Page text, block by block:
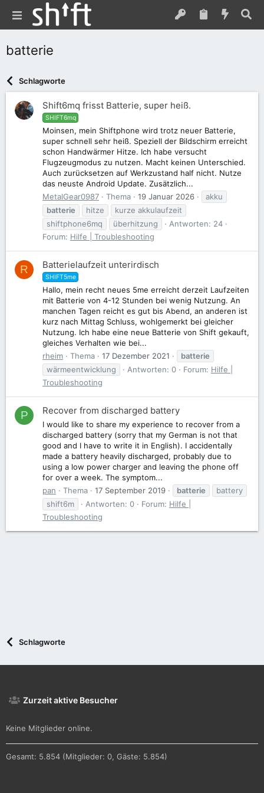
batterie
Schlagworte
Shift6mq frisst Batterie, super heiß.
SHIFT6mq
Moinsen, mein Shiftphone wird trotz neuer Batterie,
super schnell sehr heiß. Speziell der Bildschirm erreicht
schon Handwärmer Hitze. Ich habe versucht
Flugzeugmodus zu nutzen. Macht keinen Unterschied.
Auch zurücksetzen auf Werkzustand half nicht. Nutze
das neuste Android Update. Zusätzlich...
MetalGear0987
Thema 19 Januar 2026
akku
batterie
hitze
kurze akkulaufzeit
shiftphone6mq
überhitzung
Antworten: 24
Forum: Hilfe | Troubleshooting
R Batterielaufzeit unterirdisch
SHIFT5me
Hallo, mein recht neues 5me erreicht derzeit Laufzeiten
mit Batterie von 4-12 Stunden bei wenig Nutzung. An
manchen Tagen reicht es gut bis Abend, an anderen ist
kurz nach Mittag Schluss, wohlgemerkt bei gleicher
Nutzung. Ich habe eine neue Batterie von Shift gekauft,
gleiches Verhalten wie bei...
rheim
Thema 17 Dezember 2021
batterie
wärmeentwicklung
Antworten: 0 Forum: Hilfe |
Troubleshooting
P Recover from discharged battery
I would like to share my experience to recover from a
discharged battery (sorry that my German is not that
good and I have to write it in English). I accidentally
made a battery heavily discharged, probably due to
using a low power charger and leaving the phone off
for over a week. The symptom...
pan
Thema 17 September 2019 batterie
battery
shift6m
Antworten: 0 Forum: Hilfe |
Troubleshooting
Schlagworte
Zurzeit aktive Besucher
Keine Mitglieder online.
Gesamt: 5.854 (Mitglieder: 0, Gäste: 5.854)